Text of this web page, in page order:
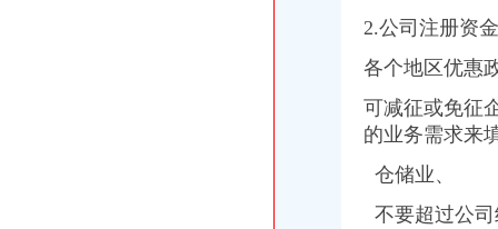
深圳南山注册公司办理的流程是什么样的-商务服务-成都商报
【南山南油小型办公室】-南山南油小型办公室价格|批发-南山南油小型
【深圳南山深圳办公司招聘|深圳南山更新招聘深圳办公司信息】-北京
深圳市南山区人民办公室关于印发《南山区股份合作公司转型发展
2.公司注册资
各个地区优惠
可减征或免征
的业务需求来
仓储业、
不要超过公